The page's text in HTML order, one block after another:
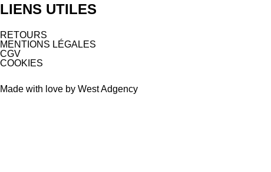
LIENS UTILES
RETOURS
MENTIONS LÉGALES
CGV
COOKIES
Made with love by West Adgency